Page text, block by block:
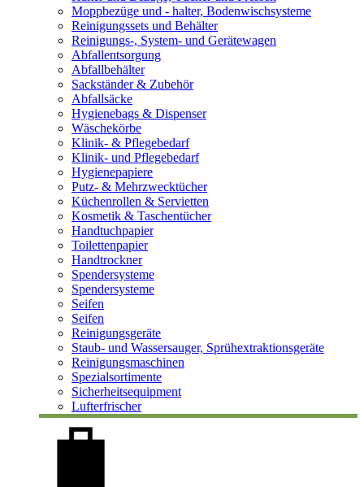
Moppbezüge und - halter, Bodenwischsysteme
Reinigungssets und Behälter
Reinigungs-, System- und Gerätewagen
Abfallentsorgung
Abfallbehälter
Sackständer & Zubehör
Abfallsäcke
Hygienebags & Dispenser
Wäschekörbe
Klinik- & Pflegebedarf
Klinik- und Pflegebedarf
Hygienepapiere
Putz- & Mehrzwecktücher
Küchenrollen & Servietten
Kosmetik & Taschentücher
Handtuchpapier
Toilettenpapier
Handtrockner
Spendersysteme
Spendersysteme
Seifen
Seifen
Reinigungsgeräte
Staub- und Wassersauger, Sprühextraktionsgeräte
Reinigungsmaschinen
Spezialsortimente
Sicherheitsequipment
Lufterfrischer